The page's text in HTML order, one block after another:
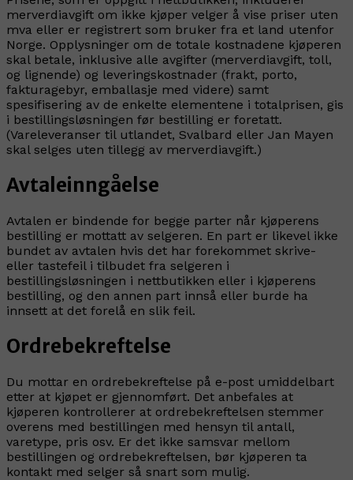
merverdiavgift om ikke kjøper velger å vise priser uten
mva eller er registrert som bruker fra et land utenfor
Norge. Opplysninger om de totale kostnadene kjøperen
skal betale, inklusive alle avgifter (merverdiavgift, toll,
og lignende) og leveringskostnader (frakt, porto,
fakturagebyr, emballasje med videre) samt
spesifisering av de enkelte elementene i totalprisen, gis
i bestillingsløsningen før bestilling er foretatt.
(Vareleveranser til utlandet, Svalbard eller Jan Mayen
skal selges uten tillegg av merverdiavgift.)
Avtaleinngåelse
Avtalen er bindende for begge parter når kjøperens
bestilling er mottatt av selgeren. En part er likevel ikke
bundet av avtalen hvis det har forekommet skrive-
eller tastefeil i tilbudet fra selgeren i
bestillingsløsningen i nettbutikken eller i kjøperens
bestilling, og den annen part innså eller burde ha
innsett at det forelå en slik feil.
Ordrebekreftelse
Du mottar en ordrebekreftelse på e-post umiddelbart
etter at kjøpet er gjennomført. Det anbefales at
kjøperen kontrollerer at ordrebekreftelsen stemmer
overens med bestillingen med hensyn til antall,
varetype, pris osv. Er det ikke samsvar mellom
bestillingen og ordrebekreftelsen, bør kjøperen ta
kontakt med selger så snart som mulig.